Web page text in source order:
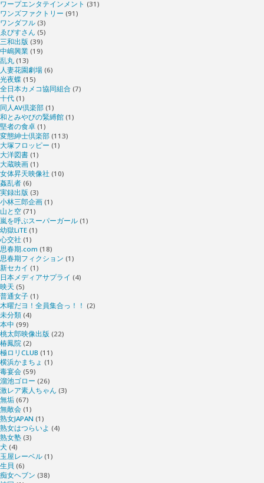
ワープエンタテインメント (31)
ワンズファクトリー (91)
ワンダフル (3)
ゑびすさん (5)
三和出版 (39)
中嶋興業 (19)
乱丸 (13)
人妻花園劇場 (6)
光夜蝶 (15)
全日本カメコ協同組合 (7)
十代 (1)
同人AV倶楽部 (1)
和とみやびの緊縛館 (1)
堅者の食卓 (1)
変態紳士倶楽部 (113)
大塚フロッピー (1)
大洋図書 (1)
大蔵映画 (1)
女体昇天映像社 (10)
姦乱者 (6)
実録出版 (3)
小林三郎企画 (1)
山と空 (71)
嵐を呼ぶスーパーガール (1)
幼獄LiTE (1)
心交社 (1)
思春期.com (18)
思春期フィクション (1)
新セカイ (1)
日本メディアサプライ (4)
映天 (5)
普通女子 (1)
木曜だヨ！全員集合っ！！ (2)
未分類 (4)
本中 (99)
桃太郎映像出版 (22)
椿鳳院 (2)
極ロリCLUB (11)
横浜かまちょ (1)
毒宴会 (59)
溜池ゴロー (26)
激レア素人ちゃん (3)
無垢 (67)
無敵会 (1)
熟女JAPAN (1)
熟女はつらいよ (4)
熟女塾 (3)
犬 (4)
玉屋レーベル (1)
生貝 (6)
痴女ヘブン (38)